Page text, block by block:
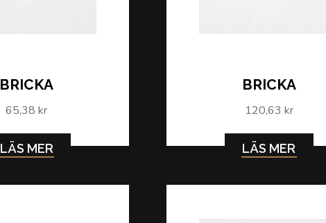
BRICKA
65,38 kr
LÄS MER
BRICKA
120,63 kr
LÄS MER